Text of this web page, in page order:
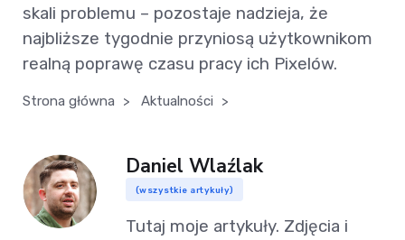
skali problemu – pozostaje nadzieja, że
najbliższe tygodnie przyniosą użytkownikom
realną poprawę czasu pracy ich Pixelów.
Strona główna > Aktualności >
Daniel Wlaźlak
(wszystkie artykuły)
Tutaj moje artykuły. Zdjęcia i